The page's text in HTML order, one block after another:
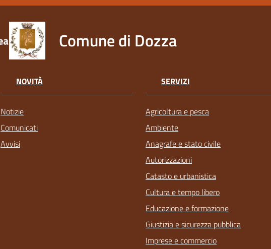
Comune di Dozza
NOVITÀ
Notizie
Comunicati
Avvisi
SERVIZI
Agricoltura e pesca
Ambiente
Anagrafe e stato civile
Autorizzazioni
Catasto e urbanistica
Cultura e tempo libero
Educazione e formazione
Giustizia e sicurezza pubblica
Imprese e commercio